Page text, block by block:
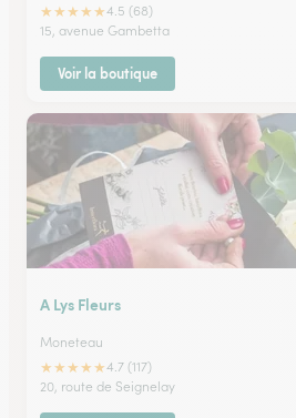
★★★★★4.5 (68)
15, avenue Gambetta
Voir la boutique
A Lys Fleurs
Moneteau
★★★★★4.7 (117)
20, route de Seignelay